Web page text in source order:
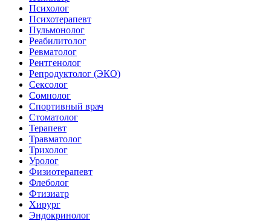
Психолог
Психотерапевт
Пульмонолог
Реабилитолог
Ревматолог
Рентгенолог
Репродуктолог (ЭКО)
Сексолог
Сомнолог
Спортивный врач
Стоматолог
Терапевт
Травматолог
Трихолог
Уролог
Физиотерапевт
Флеболог
Фтизиатр
Хирург
Эндокринолог